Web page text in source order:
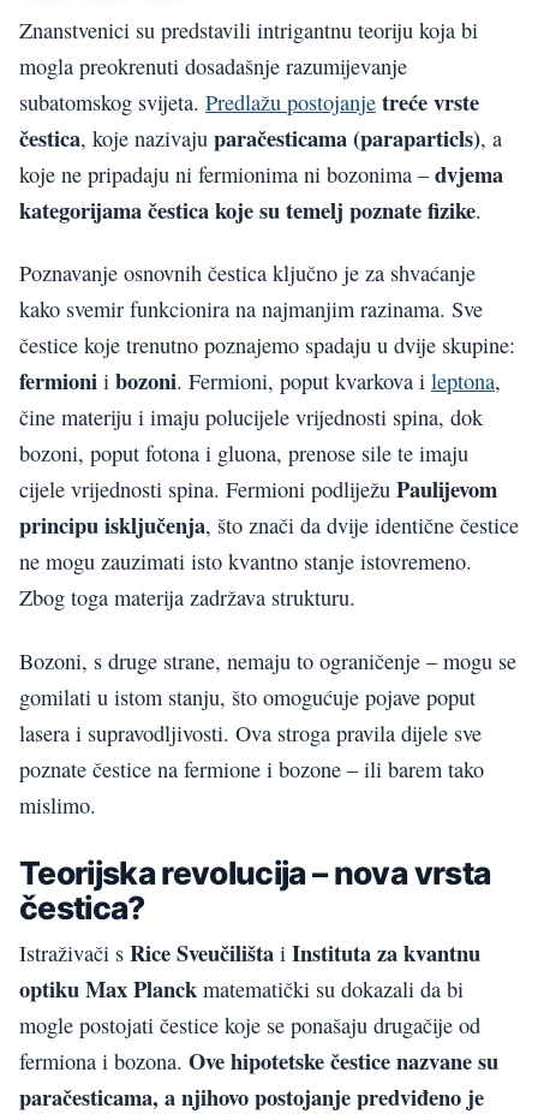
Znanstvenici su predstavili intrigantnu teoriju koja bi
mogla preokrenuti dosadašnje razumijevanje
subatomskog svijeta. Predlažu postojanje treće vrste
čestica, koje nazivaju paračesticama (paraparticls), a
koje ne pripadaju ni fermionima ni bozonima –dvjema
kategorijama čestica koje su temelj poznate fizike.
Poznavanje osnovnih čestica ključno je za shvaćanje
kako svemir funkcionira na najmanjim razinama. Sve
čestice koje trenutno poznajemo spadaju u dvije skupine:
fermioni i bozoni. Fermioni, poput kvarkova i leptona,
čine materiju i imaju polucijele vrijednosti spina, dok
bozoni, poput fotona i gluona, prenose sile te imaju
cijele vrijednosti spina. Fermioni podliježu Paulijevom
principu isključenja, što znači da dvije identične čestice
ne mogu zauzimati isto kvantno stanje istovremeno.
Zbog toga materija zadržava strukturu.
Bozoni, s druge strane, nemaju to ograničenje – mogu se
gomilati u istom stanju, što omogućuje pojave poput
lasera i supravodljivosti. Ova stroga pravila dijele sve
poznate čestice na fermione i bozone – ili barem tako
mislimo.
Teorijska revolucija – nova vrsta
čestica?
Istraživači s Rice Sveučilišta i Instituta za kvantnu
optiku Max Planck matematički su dokazali da bi
mogle postojati čestice koje se ponašaju drugačije od
fermiona i bozona. Ove hipotetske čestice nazvane su
paračesticama, a njihovo postojanje predviđeno je